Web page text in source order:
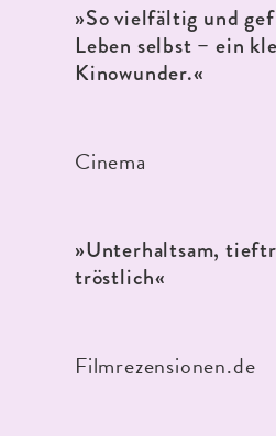
»So vielfältig und
Leben selbst – ein
Kinowunder.«
Cinema
»Unterhaltsam,
tröstlich«
Filmrezensionen.de